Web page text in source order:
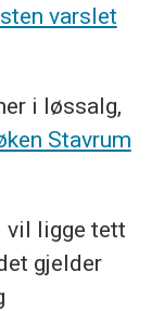
varslet
i løssalg,
Stavrum
vil ligge tett
gjelder